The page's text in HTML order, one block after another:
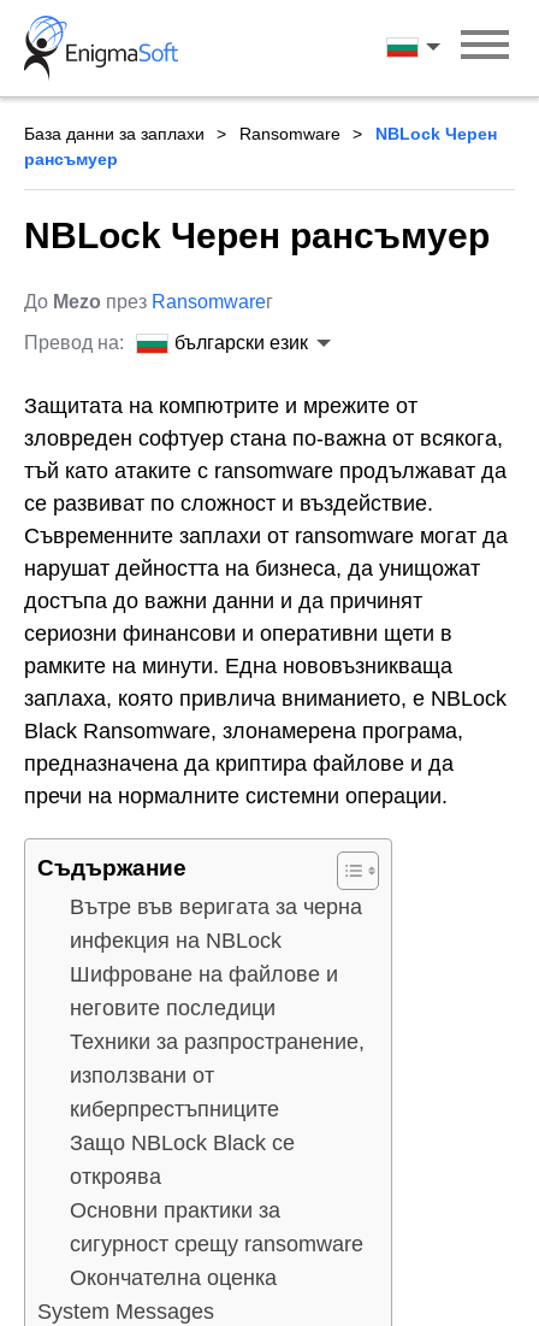
Skip
content
български
База данни за заплахи Ransomware
NBLock Черен
рансъмуер
NBLock Черен рансъмуер
До Mezo през Ransomwareг
Превод на:
български език
Защитата на компютрите и мрежите от
зловреден софтуер стана по-важна от всякога,
тъй като атаките с ransomware продължават да
се развиват по сложност и въздействие.
Съвременните заплахи от ransomware могат да
нарушат дейността на бизнеса, да унищожат
достъпа до важни данни и да причинят
сериозни финансови и оперативни щети в
рамките на минути. Една нововъзникваща
заплаха, която привлича вниманието, е NBLock
Black Ransomware, злонамерена програма,
предназначена да криптира файлове и да
пречи на нормалните системни операции.
Съдържание
Вътре във веригата за черна
инфекция на NBLock
Шифроване на файлове и
неговите последици
Техники за разпространение,
използвани от
киберпрестъпниците
Защо NBLock Black се
откроява
Основни практики за
сигурност срещу ransomware
Окончателна оценка
System Messages